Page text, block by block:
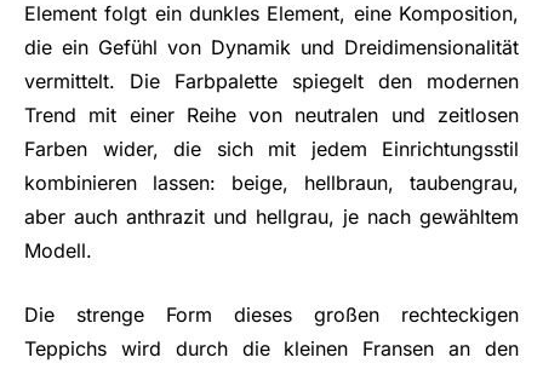
Element folgt ein dunkles Element, eine Komposition,
die ein Gefühl von Dynamik und Dreidimensionalität
vermittelt. Die Farbpalette spiegelt den modernen
Trend mit einer Reihe von neutralen und zeitlosen
Farben wider, die sich mit jedem Einrichtungsstil
kombinieren lassen: beige, hellbraun, taubengrau,
aber auch anthrazit und hellgrau, je nach gewähltem
Modell.
Die strenge Form dieses großen rechteckigen
Teppichs wird durch die kleinen Fransen an den